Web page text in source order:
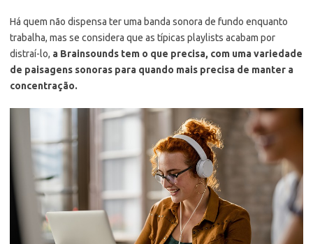
Há quem não dispensa ter uma banda sonora de fundo enquanto
trabalha, mas se considera que as típicas playlists acabam por
distraí-lo, a Brainsounds tem o que precisa, com uma variedade
de paisagens sonoras para quando mais precisa de manter a
concentração.